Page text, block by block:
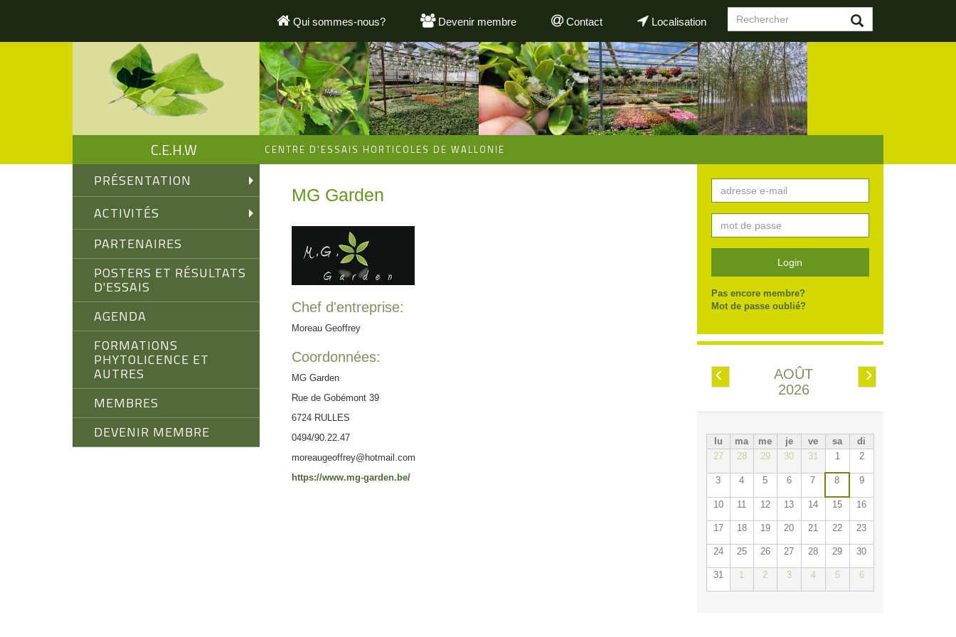
principal
Formulaire
de
recherche
Qui sommes-nous? Devenir membre Contact Localisation
C.E.H.W CENTRE D'ESSAIS HORTICOLES DE WALLONIE
PRÉSENTATION
ACTIVITÉS
PARTENAIRES
POSTERS ET RÉSULTATS
D'ESSAIS
AGENDA
FORMATIONS
PHYTOLICENCE ET
AUTRES
MEMBRES
DEVENIR MEMBRE
MG Garden
Chef d'entreprise:
Moreau Geoffrey
Coordonnées:
MG Garden
Rue de Gobémont 39
6724 RULLES
0494/90.22.47
moreaugeoffrey@hotmail.com
https://www.mg-garden.be/
Login
Pas encore membre?
Mot de passe oublié?
Préc. Suiv.
AOÛT
2026
lu ma me je ve sa
di
27
28 29 30 31 1 2
3 4 5 6 7 8 9
10 11 12 13 14 15 16
17 18 19 20 21 22 23
24 25 26 27 28 29 30
31 1 2 3 4 5 6